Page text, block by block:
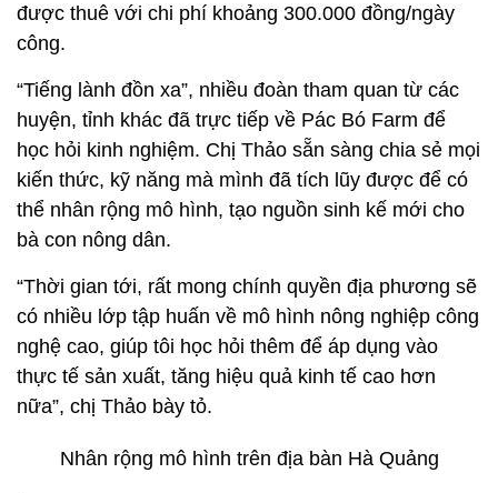
được thuê với chi phí khoảng 300.000 đồng/ngày
công.
“Tiếng lành đồn xa”, nhiều đoàn tham quan từ các
huyện, tỉnh khác đã trực tiếp về Pác Bó Farm để
học hỏi kinh nghiệm. Chị Thảo sẵn sàng chia sẻ mọi
kiến thức, kỹ năng mà mình đã tích lũy được để có
thể nhân rộng mô hình, tạo nguồn sinh kế mới cho
bà con nông dân.
“Thời gian tới, rất mong chính quyền địa phương sẽ
có nhiều lớp tập huấn về mô hình nông nghiệp công
nghệ cao, giúp tôi học hỏi thêm để áp dụng vào
thực tế sản xuất, tăng hiệu quả kinh tế cao hơn
nữa”, chị Thảo bày tỏ.
Nhân rộng mô hình trên địa bàn Hà Quảng